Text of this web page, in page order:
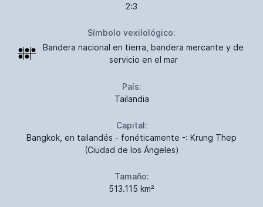
2:3
Símbolo vexilológico:
Bandera nacional en tierra, bandera mercante y de
servicio en el mar
País:
Tailandia
Capital:
Bangkok, en tailandés - fonéticamente -: Krung Thep
(Ciudad de los Ángeles)
Tamaño:
513.115 km²